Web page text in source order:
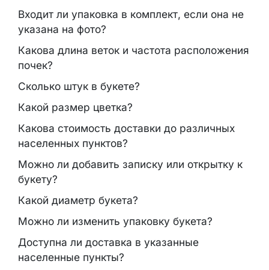
Входит ли упаковка в комплект, если она не
указана на фото?
Какова длина веток и частота расположения
почек?
Сколько штук в букете?
Какой размер цветка?
Какова стоимость доставки до различных
населенных пунктов?
Можно ли добавить записку или открытку к
букету?
Какой диаметр букета?
Можно ли изменить упаковку букета?
Доступна ли доставка в указанные
населенные пункты?